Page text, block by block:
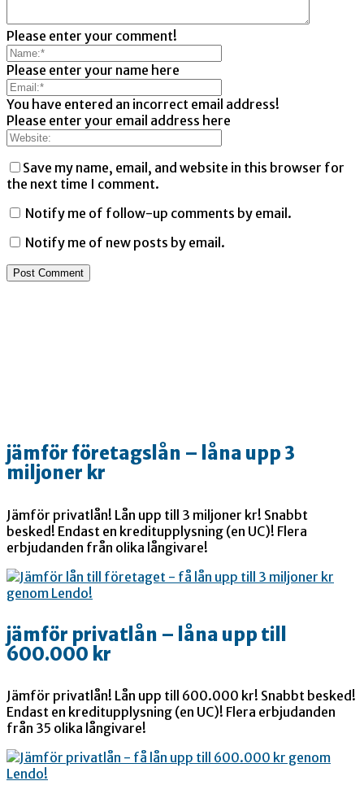
Please enter your comment!
Please enter your name here
You have entered an incorrect email address!
Please enter your email address here
Save my name, email, and website in this browser for
the next time I comment.
Notify me of follow-up comments by email.
Notify me of new posts by email.
jämför företagslån – låna upp 3
miljoner kr
Jämför privatlån! Lån upp till 3 miljoner kr! Snabbt
besked! Endast en kreditupplysning (en UC)! Flera
erbjudanden från olika långivare!
jämför privatlån – låna upp till
600.000 kr
Jämför privatlån! Lån upp till 600.000 kr! Snabbt besked!
Endast en kreditupplysning (en UC)! Flera erbjudanden
från 35 olika långivare!